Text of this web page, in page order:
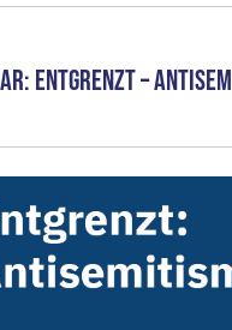
Entgrenzt –